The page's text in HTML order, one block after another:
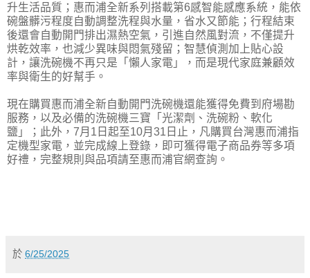
升生活品質；惠而浦全新系列搭載第6感智能感應系統，能依
碗盤髒污程度自動調整洗程與水量，省水又節能；行程結束
後還會自動開門排出濕熱空氣，引進自然風對流，不僅提升
烘乾效率，也減少異味與悶氣殘留；智慧偵測加上貼心設
計，讓洗碗機不再只是「懶人家電」，而是現代家庭兼顧效
率與衛生的好幫手。
現在購買惠而浦全新自動開門洗碗機還能獲得免費到府場勘
服務，以及必備的洗碗機三寶「光潔劑、洗碗粉、軟化
鹽」；此外，7月1日起至10月31日止，凡購買台灣惠而浦指
定機型家電，並完成線上登錄，即可獲得電子商品券等多項
好禮，完整規則與品項請至惠而浦官網查詢。
於 6/25/2025